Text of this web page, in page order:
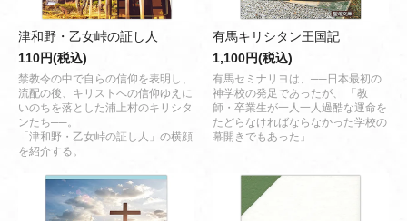
津和野・乙女峠の証し人
110円(税込)
禁教令の中で自らの信仰を表明し、
流配の後、キリストへの信仰ゆえに
いのちを落とした浦上村のキリシタ
ンたち──。
「津和野・乙女峠の証し人」の横顔
を紹介する。
有馬キリシタン王国記
1,100円(税込)
有馬セミナリヨは、──日本最初の
神学校の発足であったが、 「教
師・卒業生が一人一人過酷な運命を
たどらなければならなかった学校の
幕開きでもあった」